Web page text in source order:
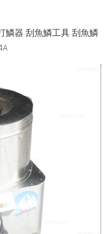
鱗器 刮魚鱗工具 刮魚鱗